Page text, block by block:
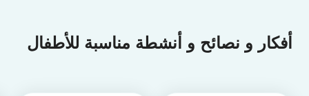
أفكار و نصائح و أنشطة مناسبة للأطفال